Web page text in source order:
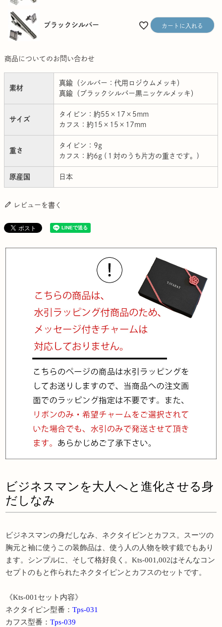
ブラックシルバー カートに入れる
商品についてのお問い合わせ
素材
真鍮（シルバー：代用ロジウムメッキ）
真鍮（ブラックシルバー黒ニッケルメッキ）
サイズ
タイピン：約55×17×5mm
カフス：約15×15×17mm
重さ
タイピン：9g
カフス：約6g (１対のうち片方の重さです。)
原産国 日本
レビューを書く
ビジネスマンを大人へと進化させる身
だしなみ
ビジネスマンの身だしなみ、ネクタイピンとカフス。スーツの
胸元と袖に使うこの装飾品は、使う人の人物を映す鏡でもあり
ます。シンプルに、そして格好良く。Kts-001,002はそんなコン
セプトのもと作られたネクタイピンとカフスのセットです。
《Kts-001セット内容》
ネクタイピン型番： Tps-031
カフス型番： Tps-039